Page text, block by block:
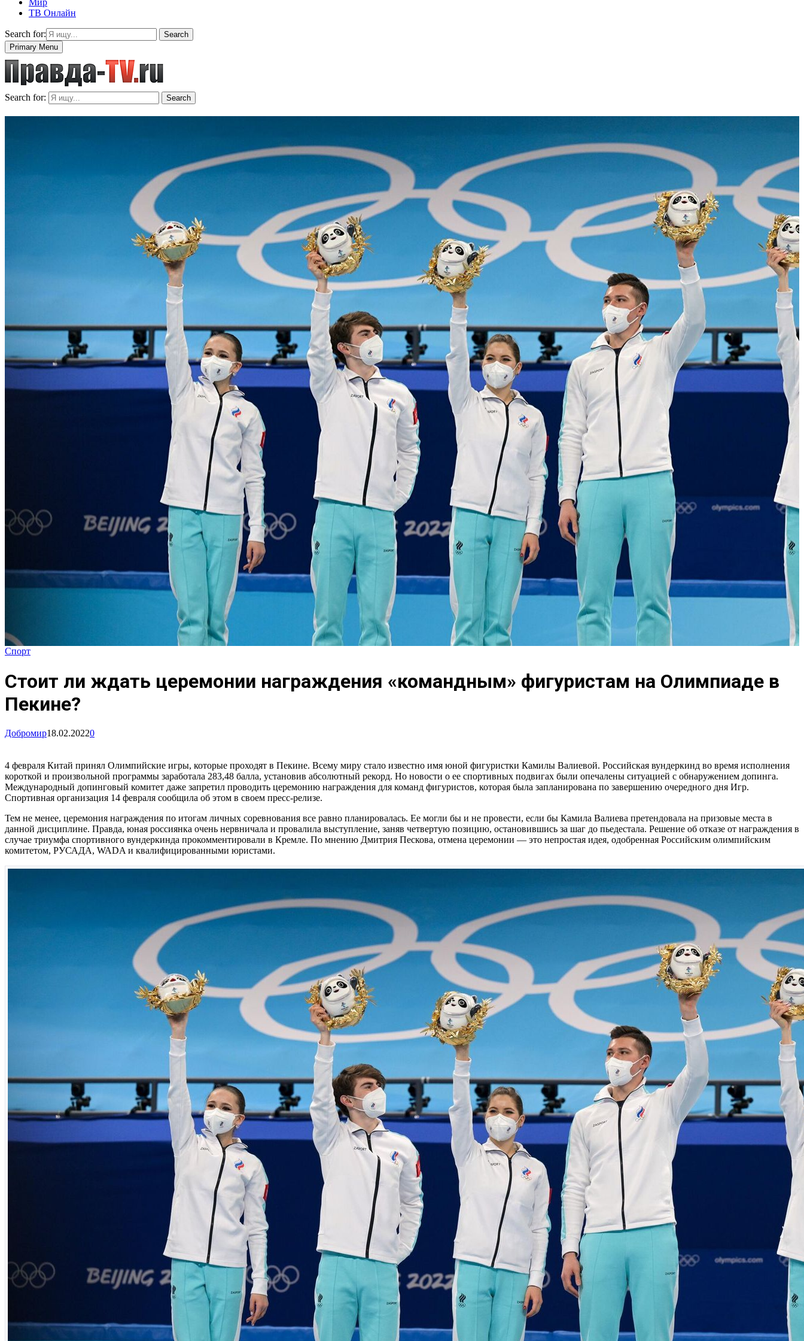
Мир
ТВ Онлайн
Search for:
Search
Primary Menu
Search for: Search
Спорт
Стоит ли ждать церемонии награждения «командным» фигуристам на Олимпиаде в
Пекине?
Добромир18.02.20220
4 февраля Китай принял Олимпийские игры, которые проходят в Пекине. Всему миру стало известно имя юной фигуристки Камилы Валиевой. Российская вундеркинд во время исполнения
короткой и произвольной программы заработала 283,48 балла, установив абсолютный рекорд. Но новости о ее спортивных подвигах были опечалены ситуацией с обнаружением допинга.
Международный допинговый комитет даже запретил проводить церемонию награждения для команд фигуристов, которая была запланирована по завершению очередного дня Игр.
Спортивная организация 14 февраля сообщила об этом в своем пресс-релизе.
Тем не менее, церемония награждения по итогам личных соревнования все равно планировалась. Ее могли бы и не провести, если бы Камила Валиева претендовала на призовые места в
данной дисциплине. Правда, юная россиянка очень нервничала и провалила выступление, заняв четвертую позицию, остановившись за шаг до пьедестала. Решение об отказе от награждения в
случае триумфа спортивного вундеркинда прокомментировали в Кремле. По мнению Дмитрия Пескова, отмена церемонии — это непростая идея, одобренная Российским олимпийским
комитетом, РУСАДА, WADA и квалифицированными юристами.